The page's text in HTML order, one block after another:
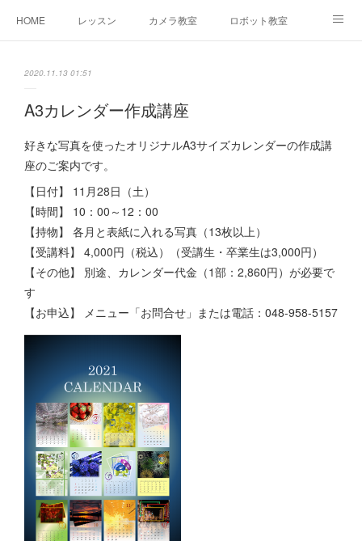
HOME レッスン カメラ教室 ロボット教室
2020.11.13 01:51
A3カレンダー作成講座
好きな写真を使ったオリジナルA3サイズカレンダーの作成講
座のご案内です。
【日付】 11月28日（土）
【時間】 10：00～12：00
【持物】 各月と表紙に入れる写真（13枚以上）
【受講料】 4,000円（税込）（受講生・卒業生は3,000円）
【その他】 別途、カレンダー代金（1部：2,860円）が必要で
す
【お申込】 メニュー「お問合せ」または電話：048-958-5157